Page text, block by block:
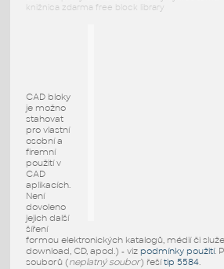
knižnica zdarma free block library
CAD bloky
je možno
stahovat
pro vlastní
osobní a
firemní
použití v
CAD
aplikacích.
Není
dovoleno
jejich další
šíření
formou elektronických katalogů, médií či
download, CD, apod.) - viz podmínky použití.
souborů (neplatný soubor) řešítip 5584.